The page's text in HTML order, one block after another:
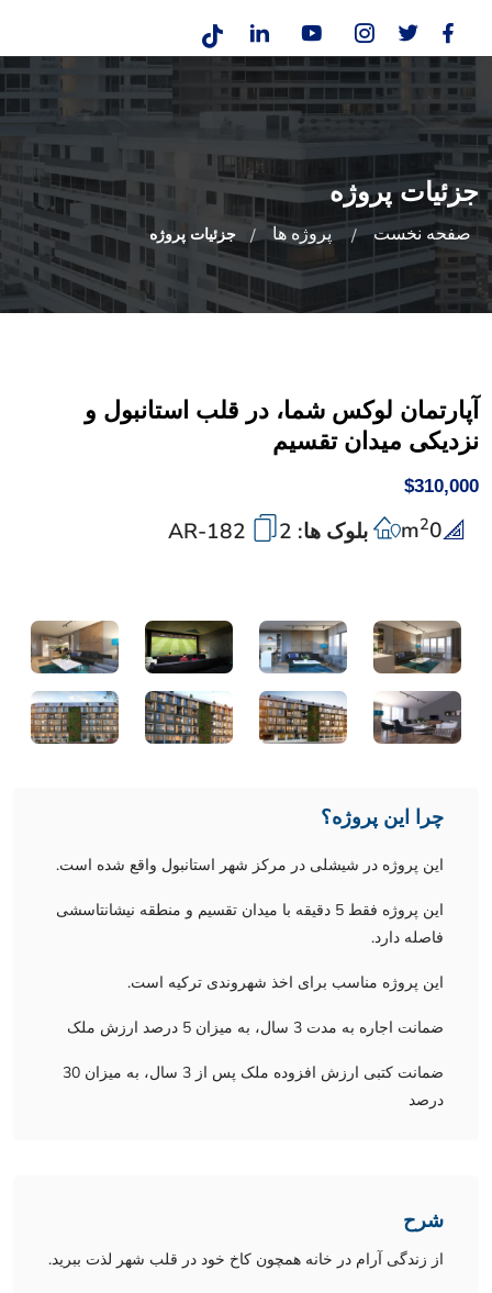
جزئیات پروژه
صفحه نخست پروژه ها جزئیات پروژه
آپارتمان لوکس شما، در قلب استانبول و
نزدیکی میدان تقسیم
$310,000
0
m2 بلوک ها: 2
چرا این پروژه؟
این پروژه در شیشلی در مرکز شهر استانبول واقع شده است.
این پروژه فقط 5 دقیقه با میدان تقسیم و منطقه نیشانتاسشی
فاصله دارد.
این پروژه مناسب برای اخذ شهروندی ترکیه است.
ضمانت اجاره به مدت 3 سال، به میزان 5 درصد ارزش ملک
ضمانت کتبی ارزش افزوده ملک پس از 3 سال، به میزان 30
درصد
شرح
از زندگی آرام در خانه همچون کاخ خود در قلب شهر لذت ببرید.